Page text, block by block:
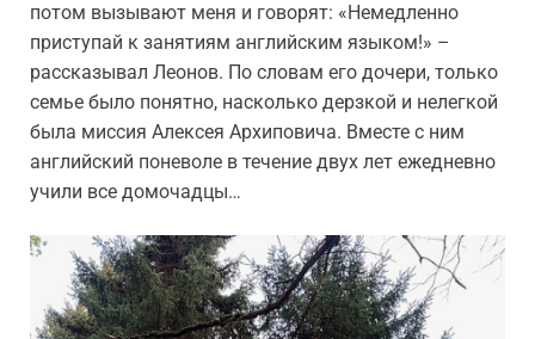
потом вызывают меня и говорят: «Немедленно
приступай к занятиям английским языком!» –
рассказывал Леонов. По словам его дочери, только
семье было понятно, насколько дерзкой и нелегкой
была миссия Алексея Архиповича. Вместе с ним
английский поневоле в течение двух лет ежедневно
учили все домочадцы…